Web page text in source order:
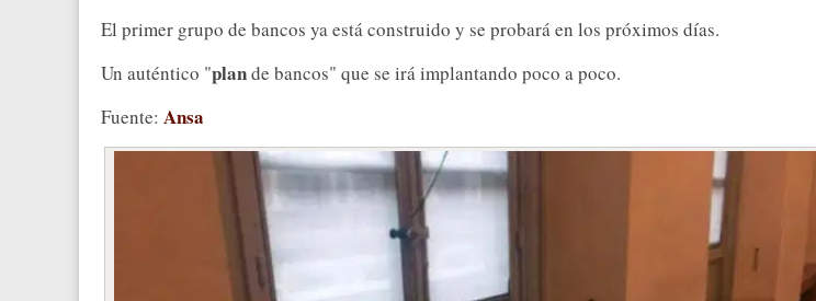
El primer grupo de bancos ya está construido y se probará en los próximos días.
Un auténtico "plande bancos" que se irá implantando poco a poco.
Fuente: Ansa